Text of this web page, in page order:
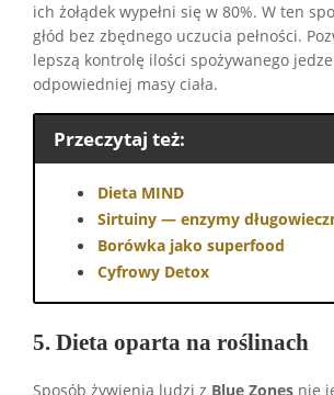
ich żołądek wypełni się w 80%. W ten
głód bez zbędnego uczucia pełności.
lepszą kontrolę ilości spożywanego
odpowiedniej masy ciała.
Przeczytaj też:
Dieta MIND
Sirtuiny — enzymy
Borówka jako superfood
Cyfrowy Detox
5. Dieta oparta na roślinach
Sposób żywienia ludzi z Blue Zones nie